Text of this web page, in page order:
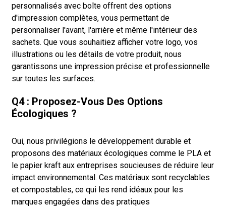
personnalisés avec boîte offrent des options
d'impression complètes, vous permettant de
personnaliser l'avant, l'arrière et même l'intérieur des
sachets. Que vous souhaitiez afficher votre logo, vos
illustrations ou les détails de votre produit, nous
garantissons une impression précise et professionnelle
sur toutes les surfaces.
Q4 : Proposez-Vous Des Options
Écologiques ?
Oui, nous privilégions le développement durable et
proposons des matériaux écologiques comme le PLA et
le papier kraft aux entreprises soucieuses de réduire leur
impact environnemental. Ces matériaux sont recyclables
et compostables, ce qui les rend idéaux pour les
marques engagées dans des pratiques